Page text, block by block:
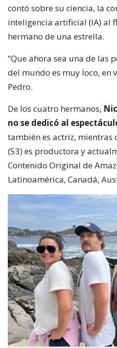
contó sobre su ciencia, la
inteligencia artificial (IA) al
hermano de una estrella.
“Que ahora sea una de las
del mundo es muy loco, en
Pedro.
De los cuatro hermanos,
no se dedicó al
también es actriz, mientras
(53) es productora y
Contenido Original de
Latinoamérica, Canadá,